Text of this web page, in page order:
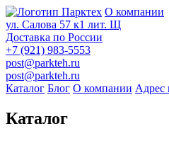
О компании
ул. Салова 57 к1 лит. Щ
Доставка по России
+7 (921) 983-5553
post@parkteh.ru
post@parkteh.ru
Каталог Блог О компании Адрес
Каталог